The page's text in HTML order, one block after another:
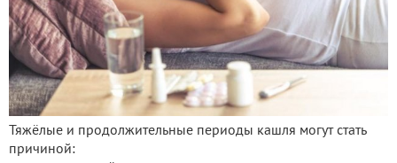
Тяжёлые и продолжительные периоды кашля могут стать
причиной: